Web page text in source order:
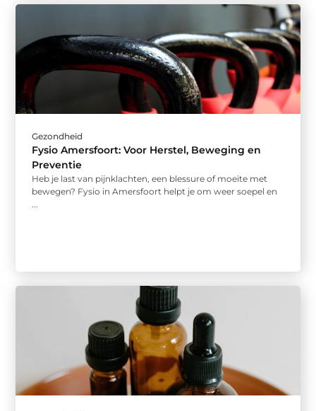
Gezondheid
Fysio Amersfoort: Voor Herstel, Beweging en
Preventie
Heb je last van pijnklachten, een blessure of moeite met
bewegen? Fysio in Amersfoort helpt je om weer soepel en
...